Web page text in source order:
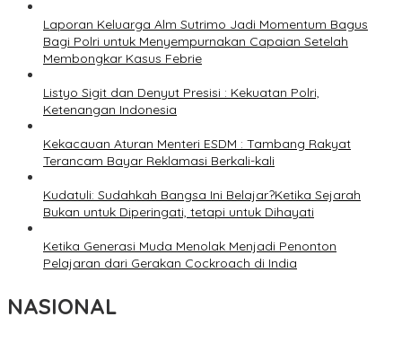
Laporan Keluarga Alm Sutrimo Jadi Momentum Bagus
Bagi Polri untuk Menyempurnakan Capaian Setelah
Membongkar Kasus Febrie
Listyo Sigit dan Denyut Presisi : Kekuatan Polri,
Ketenangan Indonesia
Kekacauan Aturan Menteri ESDM : Tambang Rakyat
Terancam Bayar Reklamasi Berkali-kali
Kudatuli: Sudahkah Bangsa Ini Belajar?Ketika Sejarah
Bukan untuk Diperingati, tetapi untuk Dihayati
Ketika Generasi Muda Menolak Menjadi Penonton
Pelajaran dari Gerakan Cockroach di India
NASIONAL